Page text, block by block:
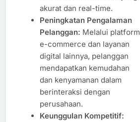
akurat dan real-time.
Peningkatan Pengalaman
Pelanggan: Melalui platform
e-commerce dan layanan
digital lainnya, pelanggan
mendapatkan kemudahan
dan kenyamanan dalam
berinteraksi dengan
perusahaan.
Keunggulan Kompetitif: